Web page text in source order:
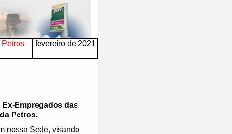
Petros
fevereiro de 2021
Ex-Empregados das
Petros.
nossa Sede, visando